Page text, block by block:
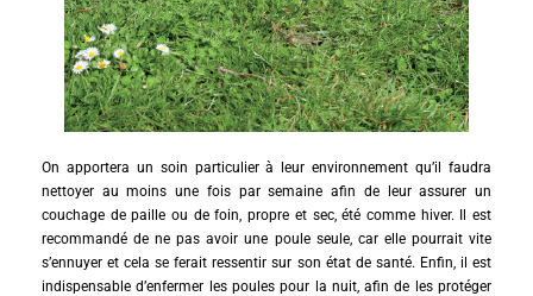
On apportera un soin particulier à leur environnement qu’il faudra
nettoyer au moins une fois par semaine afin de leur assurer un
couchage de paille ou de foin, propre et sec, été comme hiver. Il est
recommandé de ne pas avoir une poule seule, car elle pourrait vite
s’ennuyer et cela se ferait ressentir sur son état de santé. Enfin, il est
indispensable d’enfermer les poules pour la nuit, afin de les protéger